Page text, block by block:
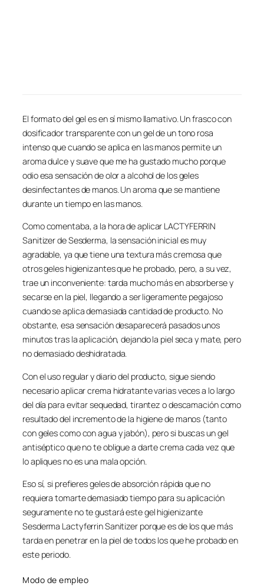
El formato del gel es en sí mismo llamativo. Un frasco con
dosificador transparente con un gel de un tono rosa
intenso que cuando se aplica en las manos permite un
aroma dulce y suave que me ha gustado mucho porque
odio esa sensación de olor a alcohol de los geles
desinfectantes de manos. Un aroma que se mantiene
durante un tiempo en las manos.
Como comentaba, a la hora de aplicar LACTYFERRIN
Sanitizer de Sesderma, la sensación inicial es muy
agradable, ya que tiene una textura más cremosa que
otros geles higienizantes que he probado, pero, a su vez,
trae un inconveniente: tarda mucho más en absorberse y
secarse en la piel, llegando a ser ligeramente pegajoso
cuando se aplica demasiada cantidad de producto. No
obstante, esa sensación desaparecerá pasados unos
minutos tras la aplicación, dejando la piel seca y mate, pero
no demasiado deshidratada.
Con el uso regular y diario del producto, sigue siendo
necesario aplicar crema hidratante varias veces a lo largo
del día para evitar sequedad, tirantez o descamación como
resultado del incremento de la higiene de manos (tanto
con geles como con agua y jabón), pero si buscas un gel
antiséptico que no te obligue a darte crema cada vez que
lo apliques no es una mala opción.
Eso sí, si prefieres geles de absorción rápida que no
requiera tomarte demasiado tiempo para su aplicación
seguramente no te gustará este gel higienizante
Sesderma Lactyferrin Sanitizer porque es de los que más
tarda en penetrar en la piel de todos los que he probado en
este periodo.
Modo de empleo